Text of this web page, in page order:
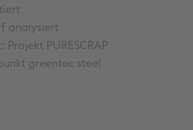
analysiert
PURESCRAP
greentec steel